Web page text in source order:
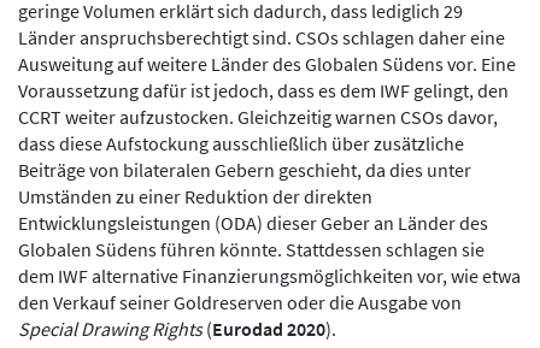
geringe Volumen erklärt sich dadurch, dass lediglich 29
Länder anspruchsberechtigt sind. CSOs schlagen daher eine
Ausweitung auf weitere Länder des Globalen Südens vor. Eine
Voraussetzung dafür ist jedoch, dass es dem IWF gelingt, den
CCRT weiter aufzustocken. Gleichzeitig warnen CSOs davor,
dass diese Aufstockung ausschließlich über zusätzliche
Beiträge von bilateralen Gebern geschieht, da dies unter
Umständen zu einer Reduktion der direkten
Entwicklungsleistungen (ODA) dieser Geber an Länder des
Globalen Südens führen könnte. Stattdessen schlagen sie
dem IWF alternative Finanzierungsmöglichkeiten vor, wie etwa
den Verkauf seiner Goldreserven oder die Ausgabe von
Special Drawing Rights(Eurodad 2020).